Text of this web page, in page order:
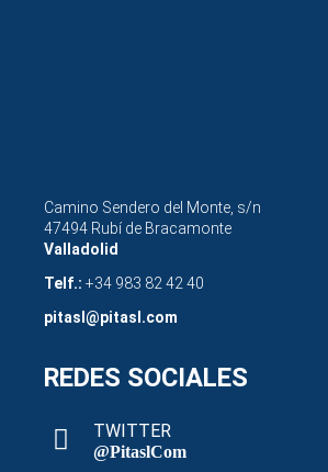
Camino Sendero del Monte, s/n
47494 Rubí de Bracamonte
Valladolid
Telf.: +34 983 82 42 40
pitasl@pitasl.com
REDES SOCIALES
TWITTER
@PitaslCom